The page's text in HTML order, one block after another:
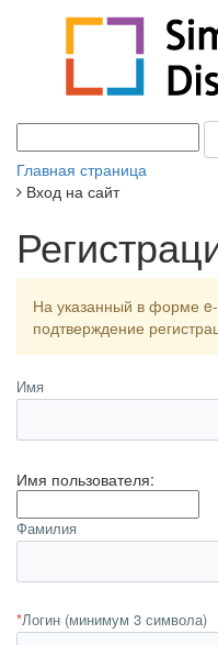
Главная страница
Вход на сайт
На указанный в форме
подтверждение
Имя
Имя пользователя:
Фамилия
*Логин (минимум 3 символа)